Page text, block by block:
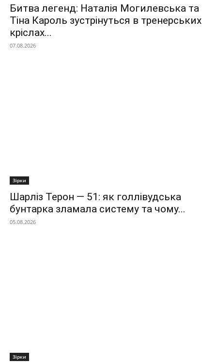
Битва легенд: Наталія Могилевська та
Тіна Кароль зустрінуться в тренерських
кріслах...
07.08.2026
Зірки
Шарліз Терон — 51: як голлівудська
бунтарка зламала систему та чому...
05.08.2026
Зірки